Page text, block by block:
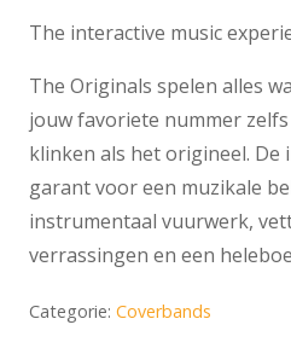
The interactive music
The Originals spelen alles
jouw favoriete nummer
klinken als het origineel. De
garant voor een muzikale
instrumentaal vuurwerk,
verrassingen en een
Categorie: Coverbands